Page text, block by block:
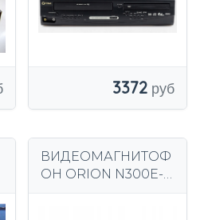
3372
ВИДЕОМАГНИТОФ
ОН ORION N300E-V